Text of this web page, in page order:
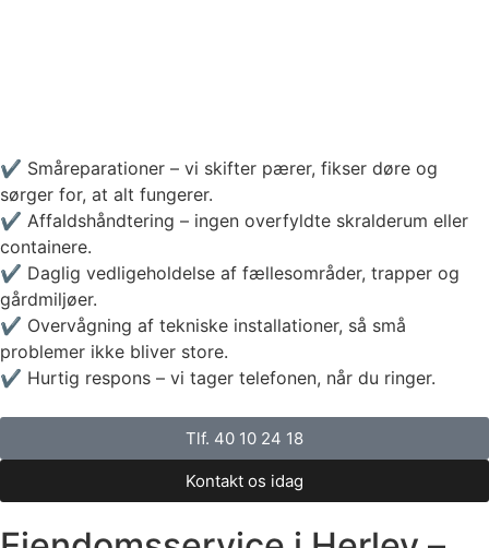
✔️ Småreparationer – vi skifter pærer, fikser døre og
sørger for, at alt fungerer.
✔️ Affaldshåndtering – ingen overfyldte skralderum eller
containere.
✔️ Daglig vedligeholdelse af fællesområder, trapper og
gårdmiljøer.
✔️ Overvågning af tekniske installationer, så små
problemer ikke bliver store.
✔️ Hurtig respons – vi tager telefonen, når du ringer.
Tlf. 40 10 24 18
Kontakt os idag